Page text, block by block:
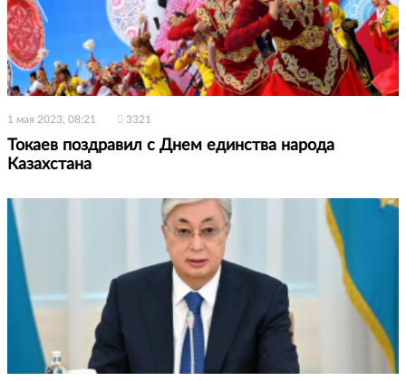
1 мая 2023, 08:21 3321
Токаев поздравил с Днем единства народа
Казахстана